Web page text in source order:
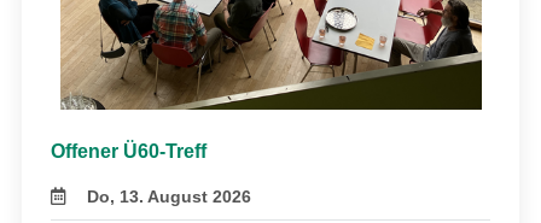
Offener Ü60-Treff
Do, 13. August 2026